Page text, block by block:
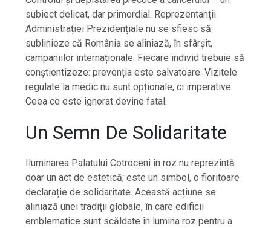
subiect delicat, dar primordial. Reprezentanții
Administrației Prezidențiale nu se sfiesc să
sublinieze că România se aliniază, în sfârșit,
campaniilor internaționale. Fiecare individ trebuie să
conștientizeze: prevenția este salvatoare. Vizitele
regulate la medic nu sunt opționale, ci imperative.
Ceea ce este ignorat devine fatal.
Un Semn De Solidaritate
Iluminarea Palatului Cotroceni în roz nu reprezintă
doar un act de estetică; este un simbol, o fioritoare
declarație de solidaritate. Această acțiune se
aliniază unei tradiții globale, în care edificii
emblematice sunt scăldate în lumina roz pentru a